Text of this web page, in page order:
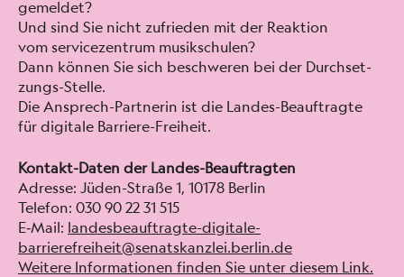
gemeldet?
Und sind Sie nicht zufrieden mit der Reak­tion
vom ser­vicezen­trum musikschulen?
Dann kön­nen Sie sich beschw­eren bei der Durch­set­
zungs-Stelle.
Die Ansprech-Part­ner­in ist die Lan­des-Beauf­tragte
für dig­i­tale Bar­riere-Frei­heit.
Kon­takt-Dat­en der Lan­des-Beauf­tragten
Adresse: Jüden-Straße 1, 10178 Berlin
Tele­fon: 030 90 22 31 515
E‑Mail: landesbeauftragte-digitale-
barrierefreiheit@senatskanzlei.berlin.de
Weit­ere Infor­ma­tio­nen find­en Sie unter diesem Link.